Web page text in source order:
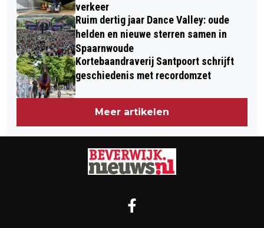
verkeer
Ruim dertig jaar Dance Valley: oude
helden en nieuwe sterren samen in
Spaarnwoude
Kortebaandraverij Santpoort schrijft
geschiedenis met recordomzet
Meer artikelen